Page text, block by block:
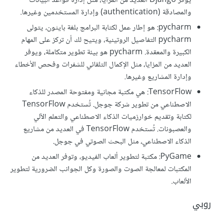
والمصادقة (authentication) وإدارة المستخدمين وغيرها.
pycharm: هو إطار عمل لكتابة البرامج بلغة بايثون، يتولى
pycharm التفاصيل الروتينية، ويتيح لك أن تركز على المهام
الكبيرة والمعقدة. pycharm هو بيئة تطوير متكاملة، ويوفر
العديد من المزايا، مثل الإكمال التلقائي للشفرات وفحص الأخطاء
وإدارة المشاريع وغيرها.
TensorFlow: هي مكتبة مجانية ومفتوحة المصدر للذكاء
الاصطناعي من تطوير شركة جوجل. تُستخدم TensorFlow
لكتابة وتقديم خوارزميات الذكاء الاصطناعي والتعلم الآلي
والعصبونات. تُستخدم TensorFlow في العديد من مشاريع
الذكاء الاصطناعي، مثل البحث الصوتي في جوجل.
PyGame: مكتبة لتطوير ألعاب الفيديو، وتوفر العديد من
المكتبات لمعالجة الصوت والصورة وكل الجوانب الضرورية لتطوير
الألعاب.
روبي